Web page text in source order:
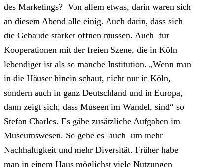
des Marketings? Von allem etwas, darin waren sich
an diesem Abend alle einig. Auch darin, dass sich
die Gebäude stärker öffnen müssen. Auch für
Kooperationen mit der freien Szene, die in Köln
lebendiger ist als so manche Institution. „Wenn man
in die Häuser hinein schaut, nicht nur in Köln,
sondern auch in ganz Deutschland und in Europa,
dann zeigt sich, dass Museen im Wandel, sind“ so
Stefan Charles. Es gäbe zusätzliche Aufgaben im
Museumswesen. So gehe es auch um mehr
Nachhaltigkeit und mehr Diversität. Früher habe
man in einem Haus möglichst viele Nutzungen